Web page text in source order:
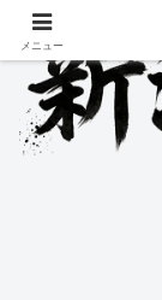
メニュー